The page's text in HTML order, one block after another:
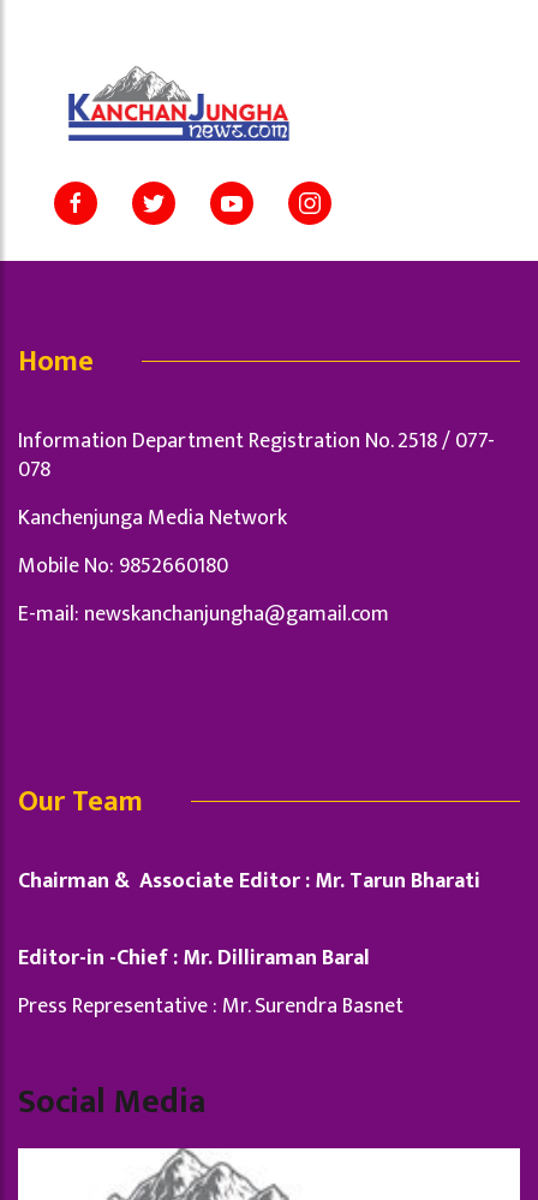
Home
Information Department Registration No. 2518 / 077-
078
Kanchenjunga Media Network
Mobile No: 9852660180
E-mail: newskanchanjungha@gamail.com
Our Team
Chairman & Associate Editor : Mr. Tarun Bharati
Editor-in -Chief : Mr. Dilliraman Baral
Press Representative : Mr. Surendra Basnet
Social Media